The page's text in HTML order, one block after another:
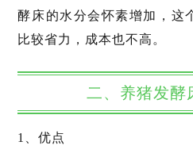
酵床的水分会怀素增加，这
比较省力，成本也不高。
二、养猪发酵
1、优点